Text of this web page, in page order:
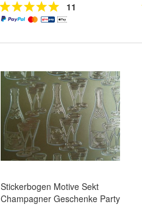
und+ 11
Stickerbogen Motive Sekt
Champagner Geschenke Party